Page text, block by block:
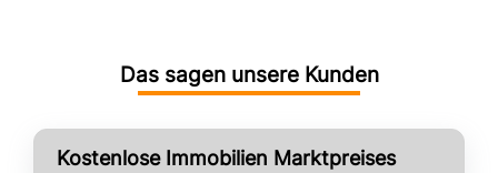
Das sagen unsere Kunden
Kostenlose Immobilien Marktpreises